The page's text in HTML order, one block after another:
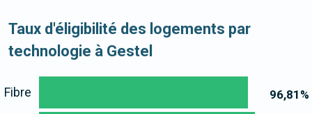
Taux d'éligibilité des logements par
technologie à Gestel
96,81 %
Fibre